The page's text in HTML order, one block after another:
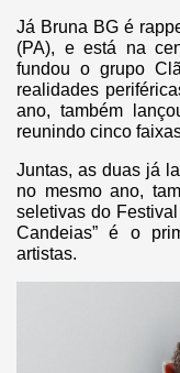
Já Bruna BG é
(PA), e está na
fundou o grupo
realidades
ano, também
reunindo cinco
Juntas, as duas já
no mesmo ano,
seletivas do
Candeias” é o
artistas.